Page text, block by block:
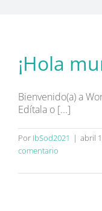
¡Hola
Bienvenido(a) a
Edítala o [...]
Por IbSod2021 | abril
comentario